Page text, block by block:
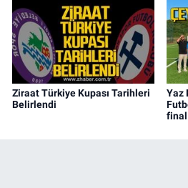
Ziraat Türkiye Kupası Tarihleri
Belirlendi
Yaz
final